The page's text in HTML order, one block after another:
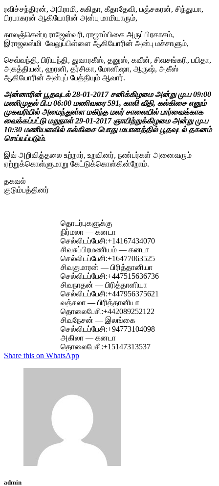
ரவிச்சந்திரன், அபிராமி, சுகிதா, கீதாதேவி, பஞ்சகரன், சிந்துயா,
பிரபாகரன் ஆகியோரின் அன்பு மாமியாரும்,
காலஞ்சென்ற ராஜேஸ்வரி, ராஜாம்பிகை அருட்பிரகாசம்,
இராஜலஸ்மி வேலுப்பிள்ளை ஆகியோரின் அன்பு மச்சாளும்,
செவ்வந்தி, பிரியந்தி, துவாரகீஸ், தனுஸ், கவீன், சிவசங்கரி, பபிதா,
அகத்தியன், ஹரனி, தர்சிகா, மோனிஷா, ஆருஷ், அகீஸ்
ஆகியோரின் அன்புப் பேத்தியும் ஆவார்.
அன்னாரின் பூதவுடல் 28-01-2017 சனிக்கிழமை அன்று மு.ப 09:00
மணிமுதல் பி.ப 06:00 மணிவரை 591, காலி வீதி, கல்கிசை எனும்
முகவரியில் அமைந்துள்ள மகிந்த மலர் சாலையில் பார்வைக்காக
வைக்கப்பட்டு மறுநாள் 29-01-2017 ஞாயிற்றுக்கிழமை அன்று மு.ப
10:30 மணியளவில் கல்கிசை பொது மயானத்தில் பூதவுடல் தகனம்
செய்யப்படும்.
இவ் அறிவித்தலை உற்றார், உறவினர், நண்பர்கள் அனைவரும்
ஏற்றுக்கொள்ளுமாறு கேட்டுக்கொள்கின்றோம்.
தகவல்
குடும்பத்தினர்
தொடர்புகளுக்கு
நிர்மலா — கனடா
செல்லிடப்பேசி:+14167434070
சிவசுப்பிரமணியம் — கனடா
செல்லிடப்பேசி:+16477063525
சிவகுமாரன் — பிரித்தானியா
செல்லிடப்பேசி:+447515636736
சிவநாதன் — பிரித்தானியா
செல்லிடப்பேசி:+447956375621
வத்சலா — பிரித்தானியா
தொலைபேசி:+442089252122
சிவநேசன் — இலங்கை
செல்லிடப்பேசி:+94773104098
அகிலா — கனடா
தொலைபேசி:+15147313537
Share this on WhatsApp
admin